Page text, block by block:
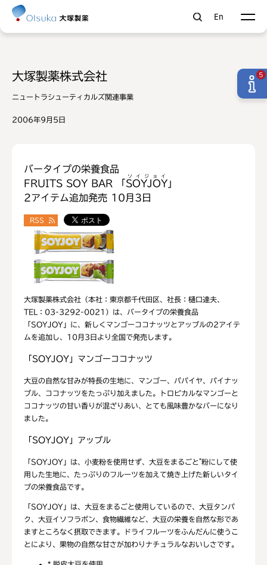
En
大塚製薬株式会社
ニュートラシューティカルズ関連事業
2006年9月5日
バータイプの栄養食品
FRUITS SOY BAR 「 SOYJOY
ソイジョイ
」
2アイテム追加発売 10月3日
RSS
大塚製薬株式会社（本社：東京都千代田区、社長：樋口達夫、
TEL：03-3292-0021）は、バータイプの栄養食品
「SOYJOY」に、新しくマンゴーココナッツとアップルの2アイテ
ムを追加し、10月3日より全国で発売します。
「SOYJOY」マンゴーココナッツ
大豆の自然な甘みが特長の生地に、マンゴー、パパイヤ、パイナッ
プル、ココナッツをたっぷり加えました。トロピカルなマンゴーと
ココナッツの甘い香りが混ざりあい、とても風味豊かなバーになり
ました。
「SOYJOY」アップル
「SOYJOY」は、小麦粉を使用せず、大豆をまるごと *粉にして使
用した生地に、たっぷりのフルーツを加えて焼き上げた新しいタイ
プの栄養食品です。
「SOYJOY」は、大豆をまるごと使用しているので、大豆タンパ
ク、大豆イソフラボン、食物繊維など、大豆の栄養を自然な形であ
ますところなく摂取できます。ドライフルーツをふんだんに使うこ
とにより、果物の自然な甘さが加わりナチュラルなおいしさです。
5